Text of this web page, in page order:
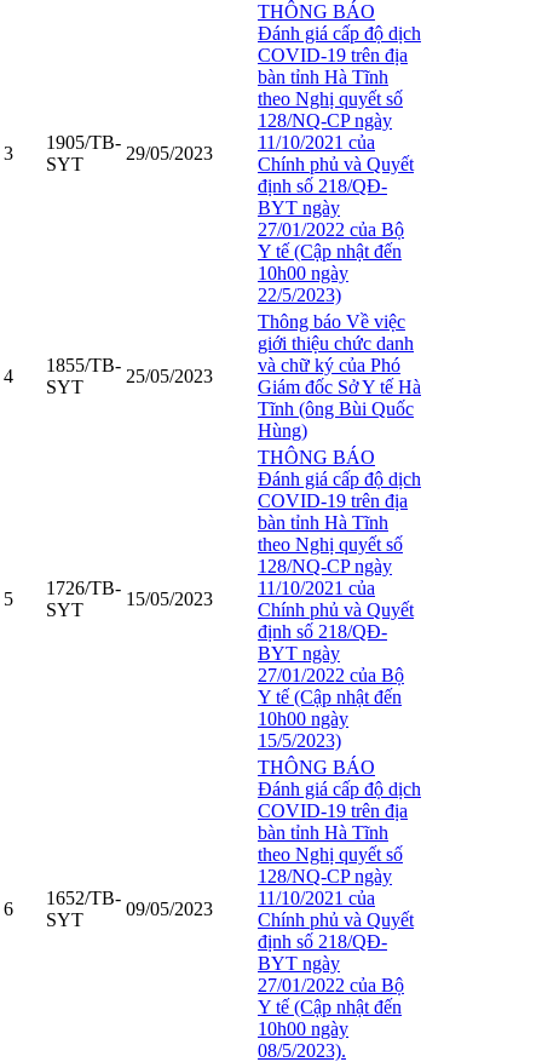
3
1905/TB-
SYT
29/05/2023
THÔNG BÁO
Đánh giá cấp độ dịch
COVID-19 trên địa
bàn tỉnh Hà Tĩnh
theo Nghị quyết số
128/NQ-CP ngày
11/10/2021 của
Chính phủ và Quyết
định số 218/QĐ-
BYT ngày
27/01/2022 của Bộ
Y tế (Cập nhật đến
10h00 ngày
22/5/2023)
4
1855/TB-
SYT
25/05/2023
Thông báo Về việc
giới thiệu chức danh
và chữ ký của Phó
Giám đốc Sở Y tế Hà
Tĩnh (ông Bùi Quốc
Hùng)
5
1726/TB-
SYT
15/05/2023
THÔNG BÁO
Đánh giá cấp độ dịch
COVID-19 trên địa
bàn tỉnh Hà Tĩnh
theo Nghị quyết số
128/NQ-CP ngày
11/10/2021 của
Chính phủ và Quyết
định số 218/QĐ-
BYT ngày
27/01/2022 của Bộ
Y tế (Cập nhật đến
10h00 ngày
15/5/2023)
6
1652/TB-
SYT
09/05/2023
THÔNG BÁO
Đánh giá cấp độ dịch
COVID-19 trên địa
bàn tỉnh Hà Tĩnh
theo Nghị quyết số
128/NQ-CP ngày
11/10/2021 của
Chính phủ và Quyết
định số 218/QĐ-
BYT ngày
27/01/2022 của Bộ
Y tế (Cập nhật đến
10h00 ngày
08/5/2023).